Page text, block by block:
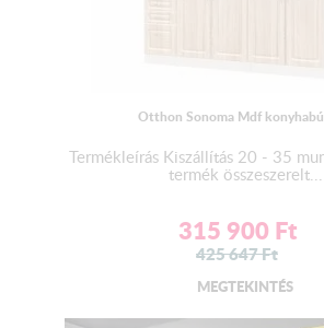
esetén két darabban tudjuk azt kiszállítani.
elemenkénti munkalap kerül
fenntartja!
90 cm-es
180 cm-es
Otthon Sonoma Mdf
Termékleírás Kiszállítás 20 - 35
termék összeszerelt...
315 900 Ft
425 647Ft
MEGTEKINTÉS